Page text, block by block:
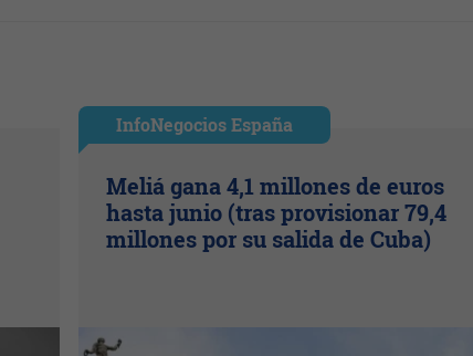
InfoNegocios España
Meliá gana 4,1 millones de euros
hasta junio (tras provisionar 79,4
millones por su salida de Cuba)